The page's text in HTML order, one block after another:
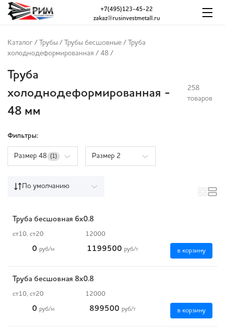
zakaz@rusinvestmetall.ru
+7(495)123-45-22
Каталог / Трубы / Трубы бесшовные /
Труба
холоднодеформированная / 48 /
Труба
холоднодеформированная -
48 мм
258
товаров
Фильтры:
Размер 48 (1) Размер 2
По умолчанию
Труба бесшовная 6х0.8
ст10, ст20 12000
0 руб/м 1199500 руб/т в корзину
Труба бесшовная 8х0.8
ст10, ст20 12000
0 руб/м 899500 руб/т в корзину